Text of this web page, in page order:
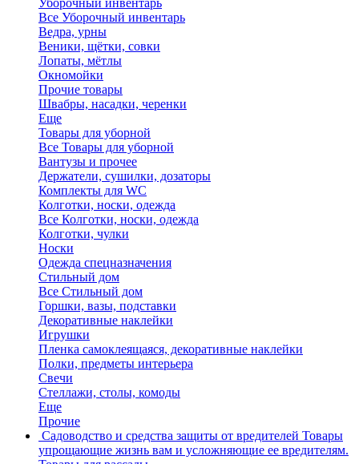
Уборочный инвентарь
Все Уборочный инвентарь
Ведра, урны
Веники, щётки, совки
Лопаты, мётлы
Окномойки
Прочие товары
Швабры, насадки, черенки
Еще
Товары для уборной
Все Товары для уборной
Вантузы и прочее
Держатели, сушилки, дозаторы
Комплекты для WC
Колготки, носки, одежда
Все Колготки, носки, одежда
Колготки, чулки
Носки
Одежда спецназначения
Стильный дом
Все Стильный дом
Горшки, вазы, подставки
Декоративные наклейки
Игрушки
Пленка самоклеящаяся, декоративные наклейки
Полки, предметы интерьера
Свечи
Стеллажи, столы, комоды
Еще
Прочие
Садоводство и средства защиты от вредителей Товары
упрощающие жизнь вам и усложняющие ее вредителям.